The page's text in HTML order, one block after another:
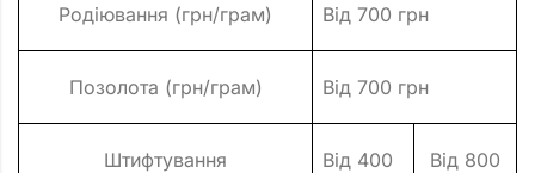
Родіювання (грн/грам) Від 700 грн
Позолота (грн/грам) Від 700 грн
Штифтування
Від 400
Від 800